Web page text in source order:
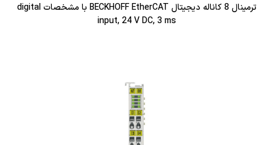
ترمینال 8 کاناله دیجیتال BECKHOFF EtherCAT با مشخصات digital
input, 24 V DC, 3 ms